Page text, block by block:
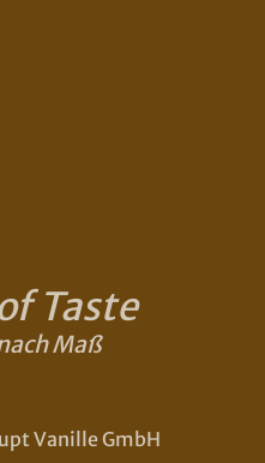
Taste
Maß
Vanille GmbH